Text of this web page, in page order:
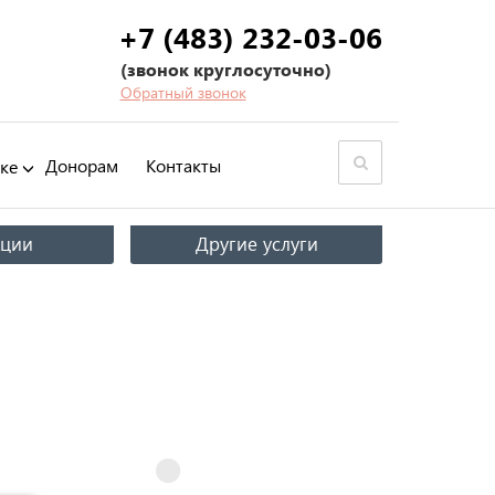
+7 (483) 232-03-06
(звонок круглосуточно)
Обратный звонок
Донорам Контакты
Другие услуги